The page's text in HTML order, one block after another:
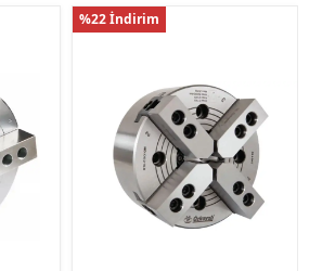
%22 İndirim